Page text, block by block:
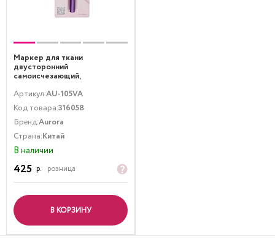
Маркер для ткани
двусторонний
самоисчезающий,
Артикул:AU-105VA
Код товара:316058
Бренд:Aurora
Страна:Китай
В наличии
425 р. розница
В КОРЗИНУ